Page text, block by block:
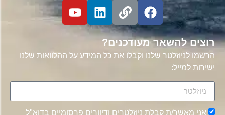
רוצים להשאר מעודכנים?
הרשמו לניוזלטר שלנו וקבלו את כל המידע על ההלוואות שלנו
ישירות למייל:
אני מאשר/ת קבלת ניוזלטרים ודיוורים פרסומיים בדוא"ל